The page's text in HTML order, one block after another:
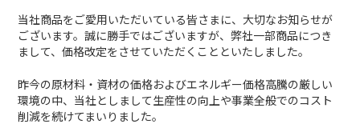
当社商品をご愛用いただいている皆さまに、大切なお知らせが
ございます。誠に勝手ではございますが、弊社一部商品につき
まして、価格改定をさせていただくことといたしました。
昨今の原材料・資材の価格およびエネルギー価格高騰の厳しい
環境の中、当社としまして生産性の向上や事業全般でのコスト
削減を続けてまいりました。